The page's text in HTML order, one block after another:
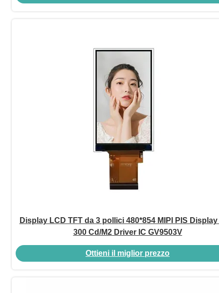
Display LCD TFT da 3 pollici 480*854 MIPI PIS
300 Cd/M2 Driver IC GV9503V
Ottieni il miglior prezzo